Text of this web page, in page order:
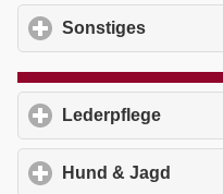
Sonstiges
Lederpflege
Hund & Jagd